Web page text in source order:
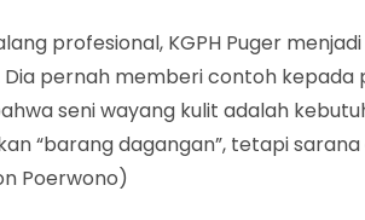
profesional, KGPH Puger
pernah memberi contoh kepada
seni wayang kulit adalah
“barang dagangan”, tetapi sarana
Poerwono)